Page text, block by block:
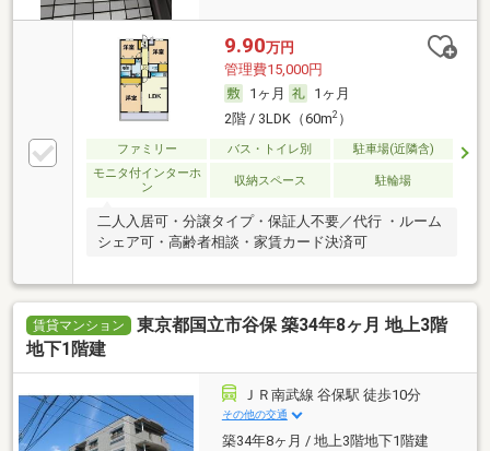
9.90万円
管理費15,000円
1ヶ月
1ヶ月
2階 / 3LDK（60m2）
ファミリー バス・トイレ別
駐車場(近隣含)
モニタ付インターホ
ン
収納スペース 駐輪場
二人入居可・分譲タイプ・保証人不要／代行 ・ルーム
シェア可・高齢者相談・家賃カード決済可
賃貸マンション
東京都国立市谷保 築34年8ヶ月 地上3階
地下1階建
ＪＲ南武線 谷保駅 徒歩10分
その他の交通
築34年8ヶ月 / 地上3階地下1階建